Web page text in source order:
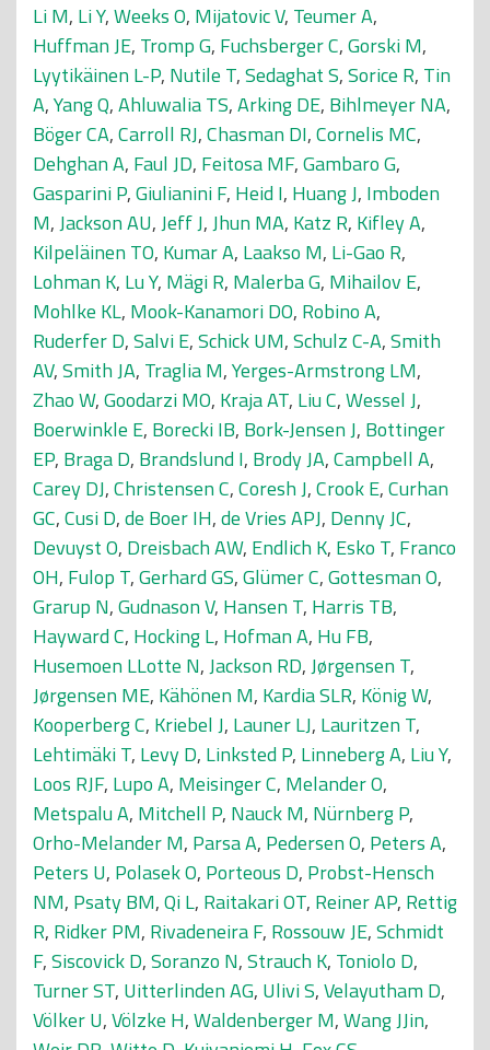
Li M, Li Y,Weeks O, Mijatovic V, Teumer A,
Huffman JE, Tromp G, Fuchsberger C,Gorski M,
Lyytikäinen L-P, Nutile T,Sedaghat S,Sorice R, Tin
A,Yang Q,Ahluwalia TS,Arking DE, Bihlmeyer NA,
Böger CA,Carroll RJ,Chasman DI,Cornelis MC,
Dehghan A, Faul JD, Feitosa MF,Gambaro G,
Gasparini P,Giulianini F, Heid I, Huang J, Imboden
M,Jackson AU,Jeff J,Jhun MA, Katz R, Kifley A,
Kilpeläinen TO, Kumar A, Laakso M, Li-Gao R,
Lohman K, Lu Y, Mägi R, Malerba G, Mihailov E,
Mohlke KL, Mook-Kanamori DO, Robino A,
Ruderfer D,Salvi E,Schick UM,Schulz C-A,Smith
AV,Smith JA, Traglia M,Yerges-Armstrong LM,
Zhao W,Goodarzi MO, Kraja AT, Liu C,Wessel J,
Boerwinkle E, Borecki IB, Bork-Jensen J, Bottinger
EP, Braga D, Brandslund I, Brody JA,Campbell A,
Carey DJ,Christensen C,Coresh J,Crook E,Curhan
GC,Cusi D,de Boer IH,de Vries APJ, Denny JC,
Devuyst O, Dreisbach AW, Endlich K, Esko T, Franco
OH, Fulop T,Gerhard GS,Glümer C,Gottesman O,
Grarup N,Gudnason V, Hansen T, Harris TB,
Hayward C, Hocking L, Hofman A, Hu FB,
Husemoen LLotte N,Jackson RD,Jørgensen T,
Jørgensen ME, Kähönen M, Kardia SLR, König W,
Kooperberg C, Kriebel J, Launer LJ, Lauritzen T,
Lehtimäki T, Levy D, Linksted P, Linneberg A, Liu Y,
Loos RJF, Lupo A, Meisinger C, Melander O,
Metspalu A, Mitchell P, Nauck M, Nürnberg P,
Orho-Melander M, Parsa A, Pedersen O, Peters A,
Peters U, Polasek O, Porteous D, Probst-Hensch
NM, Psaty BM,Qi L, Raitakari OT, Reiner AP, Rettig
R, Ridker PM, Rivadeneira F, Rossouw JE,Schmidt
F,Siscovick D,Soranzo N,Strauch K, Toniolo D,
Turner ST, Uitterlinden AG, Ulivi S,Velayutham D,
Völker U,Völzke H,Waldenberger M,Wang JJin,